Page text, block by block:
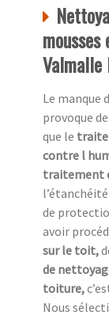
Le manque
provoque
que le
contre l
traitement
de
avoir
sur le toit,
de
toiture,
Nous